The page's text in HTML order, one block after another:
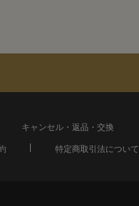
キャンセル・返品・交換
特定商取引法について